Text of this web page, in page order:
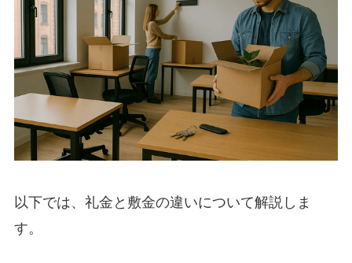
以下では、礼金と敷金の違いについて解説しま
す。